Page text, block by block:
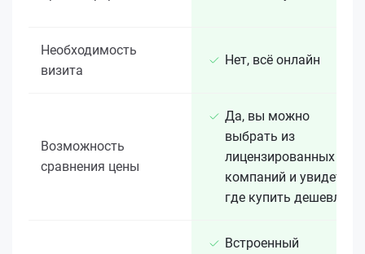
Необходимость
визита
Нет, всё онлайн
Возможность
сравнения цены
Да, вы можно
выбрать из
лицензированных 15+
компаний и увидеть,
где купить дешевле
Встроенный